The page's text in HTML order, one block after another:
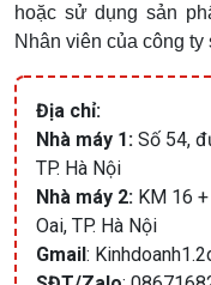
hoặc sử dụng sản
Nhân viên của công
Địa chỉ:
Nhà máy 1: Số 54,
TP. Hà Nội
Nhà máy 2: KM 16
Oai, TP. Hà Nội
Gmail: